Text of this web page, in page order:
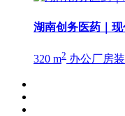
湖南创务医药｜
320 m2 办公厂房